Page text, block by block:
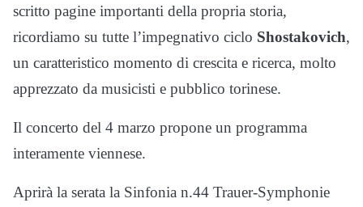
scritto pagine importanti della propria storia,
ricordiamo su tutte l’impegnativo ciclo Shostakovich,
un caratteristico momento di crescita e ricerca, molto
apprezzato da musicisti e pubblico torinese.
Il concerto del 4 marzo propone un programma
interamente viennese.
Aprirà la serata la Sinfonia n.44 Trauer-Symphonie